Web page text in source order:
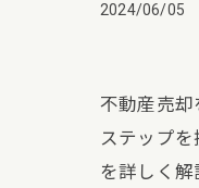
2024/06/05
不動産売却
ステップ
を詳しく解